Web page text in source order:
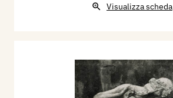
Visualizza scheda